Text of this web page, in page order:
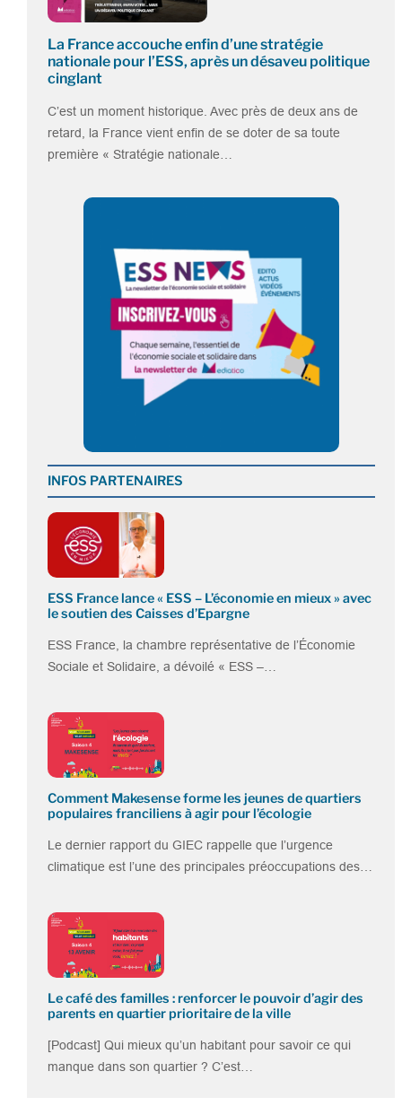
La France accouche enfin d’une stratégie
nationale pour l’ESS, après un désaveu politique
cinglant
C’est un moment historique. Avec près de deux ans de
retard, la France vient enfin de se doter de sa toute
première « Stratégie nationale…
INFOS PARTENAIRES
ESS France lance « ESS – L’économie en mieux » avec
le soutien des Caisses d’Epargne
ESS France, la chambre représentative de l’Économie
Sociale et Solidaire, a dévoilé « ESS –…
Comment Makesense forme les jeunes de quartiers
populaires franciliens à agir pour l’écologie
Le dernier rapport du GIEC rappelle que l’urgence
climatique est l’une des principales préoccupations des…
Le café des familles : renforcer le pouvoir d’agir des
parents en quartier prioritaire de la ville
[Podcast] Qui mieux qu’un habitant pour savoir ce qui
manque dans son quartier ? C’est…